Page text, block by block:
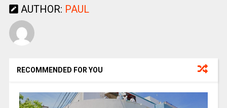
AUTHOR: PAUL
RECOMMENDED FOR YOU